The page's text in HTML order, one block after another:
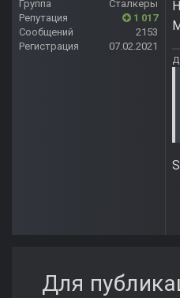
Группа
Сталкеры
Репутация
1 017
Сообщений
2153
Регистрация
07.02.2021
Для